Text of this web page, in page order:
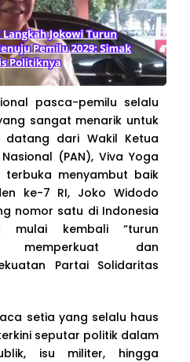
pasca-pemilu selalu
sangat menarik untuk
datang dari Wakil Ketua
(PAN), Viva Yoga
terbuka menyambut baik
ke-7 RI, Joko Widodo
nomor satu di Indonesia
mulai kembali “turun
memperkuat dan
Partai Solidaritas
setia yang selalu haus
seputar politik dalam
isu militer, hingga